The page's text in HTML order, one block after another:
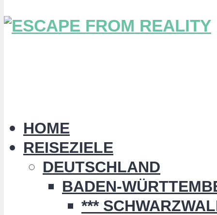
HOME
REISEZIELE
DEUTSCHLAND
BADEN-
***